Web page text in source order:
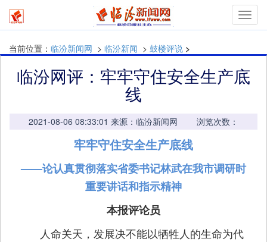
当前位置： 临汾新闻网 > 临汾新闻 > 鼓楼评说 >
临汾网评：牢牢守住安全生产底
线
2021-08-06 08:33:01 来源：临汾新闻网 浏览次数：
牢牢守住安全生产底线
——论认真贯彻落实省委书记林武在我市调研时
重要讲话和指示精神
本报评论员
人命关天，发展决不能以牺牲人的生命为代